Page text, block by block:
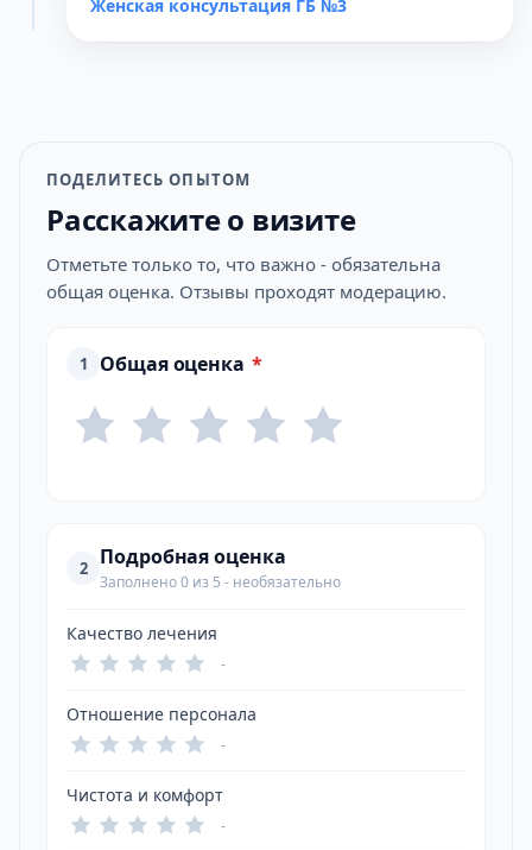
Женская консультация ГБ №3
ПОДЕЛИТЕСЬ ОПЫТОМ
Расскажите о визите
Отметьте только то, что важно - обязательна
общая оценка. Отзывы проходят модерацию.
1 Общая оценка *
2 Подробная оценка
Заполнено 0 из 5 - необязательно
Качество лечения
-
Отношение персонала
-
Чистота и комфорт
-